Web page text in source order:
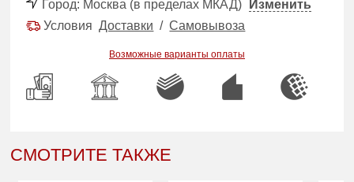
Город: Москва (в пределах МКАД)
Изменить
УсловияДоставки /Самовывоза
Возможные варианты оплаты
СМОТРИТЕ ТАКЖЕ